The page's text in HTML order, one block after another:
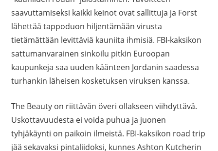
saavuttamiseksi kaikki keinot ovat sallittuja ja Forst
lähettää tappoduon hiljentämään virusta
tietämättään levittäviä kauniita ihmisiä. FBI-kaksikon
sattumanvarainen sinkoilu pitkin Euroopan
kaupunkeja saa uuden käänteen Jordanin saadessa
turhankin läheisen kosketuksen viruksen kanssa.
The Beauty on riittävän överi ollakseen viihdyttävä.
Uskottavuudesta ei voida puhua ja juonen
tyhjäkäynti on paikoin ilmeistä. FBI-kaksikon road trip
jää sekavaksi pintaliidoksi, kunnes Ashton Kutcherin